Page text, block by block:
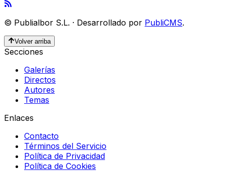
© Publialbor S.L. · Desarrollado por PubliCMS.
Volver arriba
Secciones
Galerías
Directos
Autores
Temas
Enlaces
Contacto
Términos del Servicio
Política de Privacidad
Política de Cookies